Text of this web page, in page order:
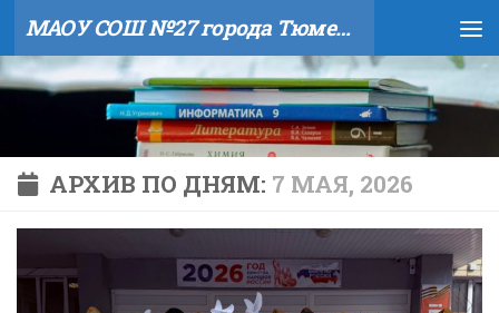
Skip to content МАОУ СОШ №27 города Тюмени
АРХИВ ПО ДНЯМ: 7 МАЯ, 2026